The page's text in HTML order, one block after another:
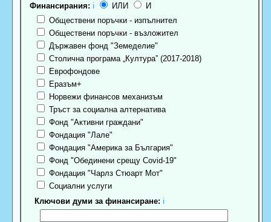
Финансирания: ℹ ИЛИ
И
Обществени поръчки - изпълнител
Обществени поръчки - възложител
Държавен фонд "Земеделие"
Столична програма „Култура” (2017-2018)
Еврофондове
Еразъм+
Норвежи финансов механизъм
Тръст за социална алтернатива
Фонд "Активни граждани"
Фондация "Лале"
Фондация "Америка за България"
Фонд "Обединени срещу Covid-19"
Фондация "Чарлз Стюарт Мот"
Социални услуги
Ключови думи за финансиране: ℹ